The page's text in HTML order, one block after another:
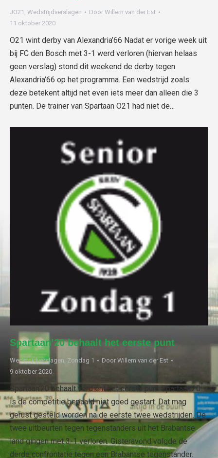
JO21 , Wedstrijdverslagen Door Willem van der Est
11 oktober 2020
O21 wint derby van Alexandria’66 Nadat er vorige week uit
bij FC den Bosch met 3-1 werd verloren (hiervan helaas
geen verslag) stond dit weekend de derby tegen
Alexandria’66 op het programma. Een wedstrijd zoals
deze betekent altijd net even iets meer dan alleen die 3
punten. De trainer van Spartaan O21 had niet de…
Spartaan’20 behaalt het eerste punt
Wedstrijdverslagen, Zondag 1 Door Willem van der Est
9 oktober 2020
Spartaan’20 behaalt verdient het eerste punt Spartaan’20
is de competitie bepaald niet goed gestart. Dat mag
gerust gesteld worden na de eerste twee wedstrijden. De
twee uitbeurten tegen tegenstanders uit het Brabantse
land gingen met 3-1 verloren. Gisteravond volgde de
derde confrontatie tegen een Brabantse tegenstander.